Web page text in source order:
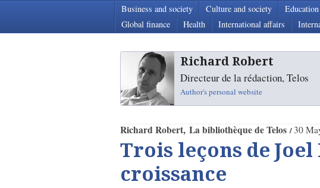
Business and society Culture and society Education
Global finance
Health International affairs
Richard Robert
Directeur de la rédaction, Telos
Author's personal website
Richard Robert La bibliothèque de Telos 30
Trois leçons de
croissance